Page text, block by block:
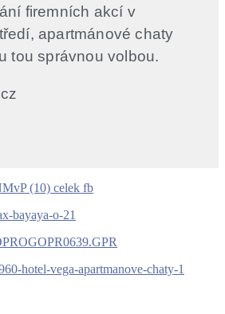
firemních akcí v
apartmánové chaty
tou správnou volbou.